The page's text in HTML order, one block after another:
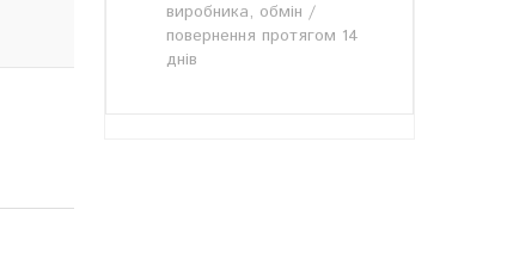
виробника, обмін /
повернення протягом 14
днів